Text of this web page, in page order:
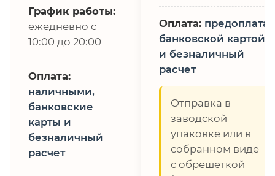
График работы:
ежедневно с
10:00 до 20:00
Оплата:
наличными,
банковские
карты и
безналичный
расчет
Оплата: предоплата,
банковской картой
и безналичный
расчет
Отправка в
заводской
упаковке или в
собранном виде
с обрешеткой